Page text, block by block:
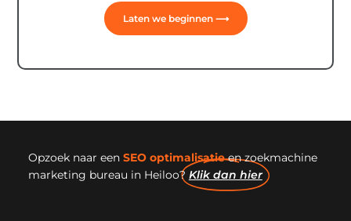
Laten we beginnen ⟶
Opzoek naar een SEO optimalisatieen zoekmachine
marketing bureau in Heiloo? Klik dan hier